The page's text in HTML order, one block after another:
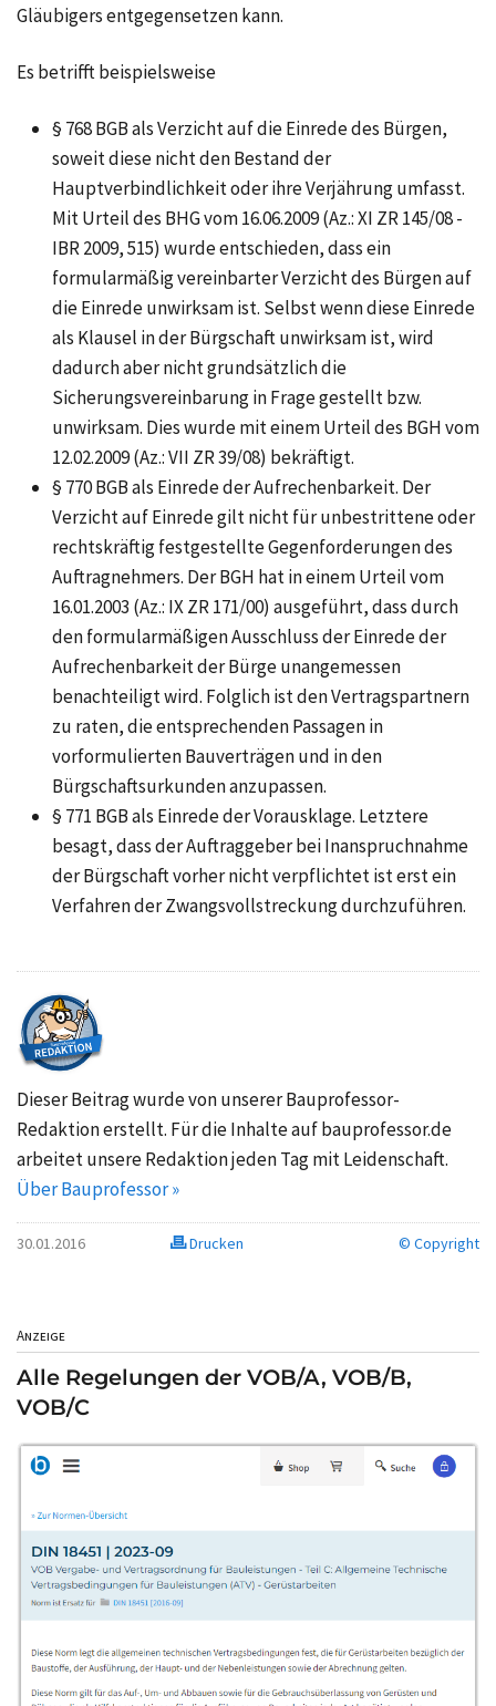
Gläubigers entgegensetzen kann.
Es betrifft beispielsweise
§ 768 BGB als Verzicht auf die Einrede des Bürgen,
soweit diese nicht den Bestand der
Hauptverbindlichkeit oder ihre Verjährung umfasst.
Mit Urteil des BHG vom 16.06.2009 (Az.: XI ZR 145/08 -
IBR 2009, 515) wurde entschieden, dass ein
formularmäßig vereinbarter Verzicht des Bürgen auf
die Einrede unwirksam ist. Selbst wenn diese Einrede
als Klausel in der Bürgschaft unwirksam ist, wird
dadurch aber nicht grundsätzlich die
Sicherungsvereinbarung in Frage gestellt bzw.
unwirksam. Dies wurde mit einem Urteil des BGH vom
12.02.2009 (Az.: VII ZR 39/08) bekräftigt.
§ 770 BGB als Einrede der Aufrechenbarkeit. Der
Verzicht auf Einrede gilt nicht für unbestrittene oder
rechtskräftig festgestellte Gegenforderungen des
Auftragnehmers. Der BGH hat in einem Urteil vom
16.01.2003 (Az.: IX ZR 171/00) ausgeführt, dass durch
den formularmäßigen Ausschluss der Einrede der
Aufrechenbarkeit der Bürge unangemessen
benachteiligt wird. Folglich ist den Vertragspartnern
zu raten, die entsprechenden Passagen in
vorformulierten Bauverträgen und in den
Bürgschaftsurkunden anzupassen.
§ 771 BGB als Einrede der Vorausklage. Letztere
besagt, dass der Auftraggeber bei Inanspruchnahme
der Bürgschaft vorher nicht verpflichtet ist erst ein
Verfahren der Zwangsvollstreckung durchzuführen.
Dieser Beitrag wurde von unserer Bauprofessor-
Redaktion erstellt. Für die Inhalte auf bauprofessor.de
arbeitet unsere Redaktion jeden Tag mit Leidenschaft.
Über Bauprofessor »
30.01.2016 Drucken © Copyright
Anzeige
Alle Regelungen der VOB/A, VOB/B,
VOB/C